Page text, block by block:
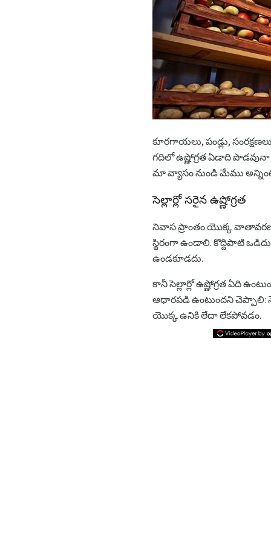
కూరగాయలు, పండ్లు,
గదిలో ఉష్ణోగ్రత ఏడాది
మా వ్యాసం నుండి మేము
సెల్లార్లో సరైన ఉష్ణోగ్రత
నివాస ప్రాంతం యొక్క వాతావరణ
స్థిరంగా ఉండాలి. కొద్దిపాటి
ఉండకూడదు.
కానీ సెల్లార్లో ఉష్ణోగ్రత ఏది
ఆధారపడి ఉంటుందని చెప్పాలి:
యొక్క ఉనికి లేదా లేకపోవడం.